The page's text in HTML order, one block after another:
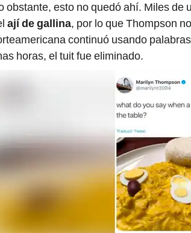
obstante, esto no quedó ahí. Miles de
ají de gallina, por lo que Thompson
continuó usando
horas, el tuit fue eliminado.